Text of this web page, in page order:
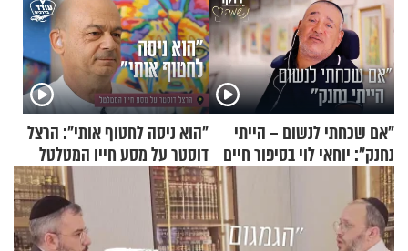
"אם שכחתי לנשום – הייתי
נחנק": יוחאי לוי בסיפור חיים
מעורר השראה
"הוא ניסה לחטוף אותי": הרצל
דוסטר על מסע חייו המטלטל